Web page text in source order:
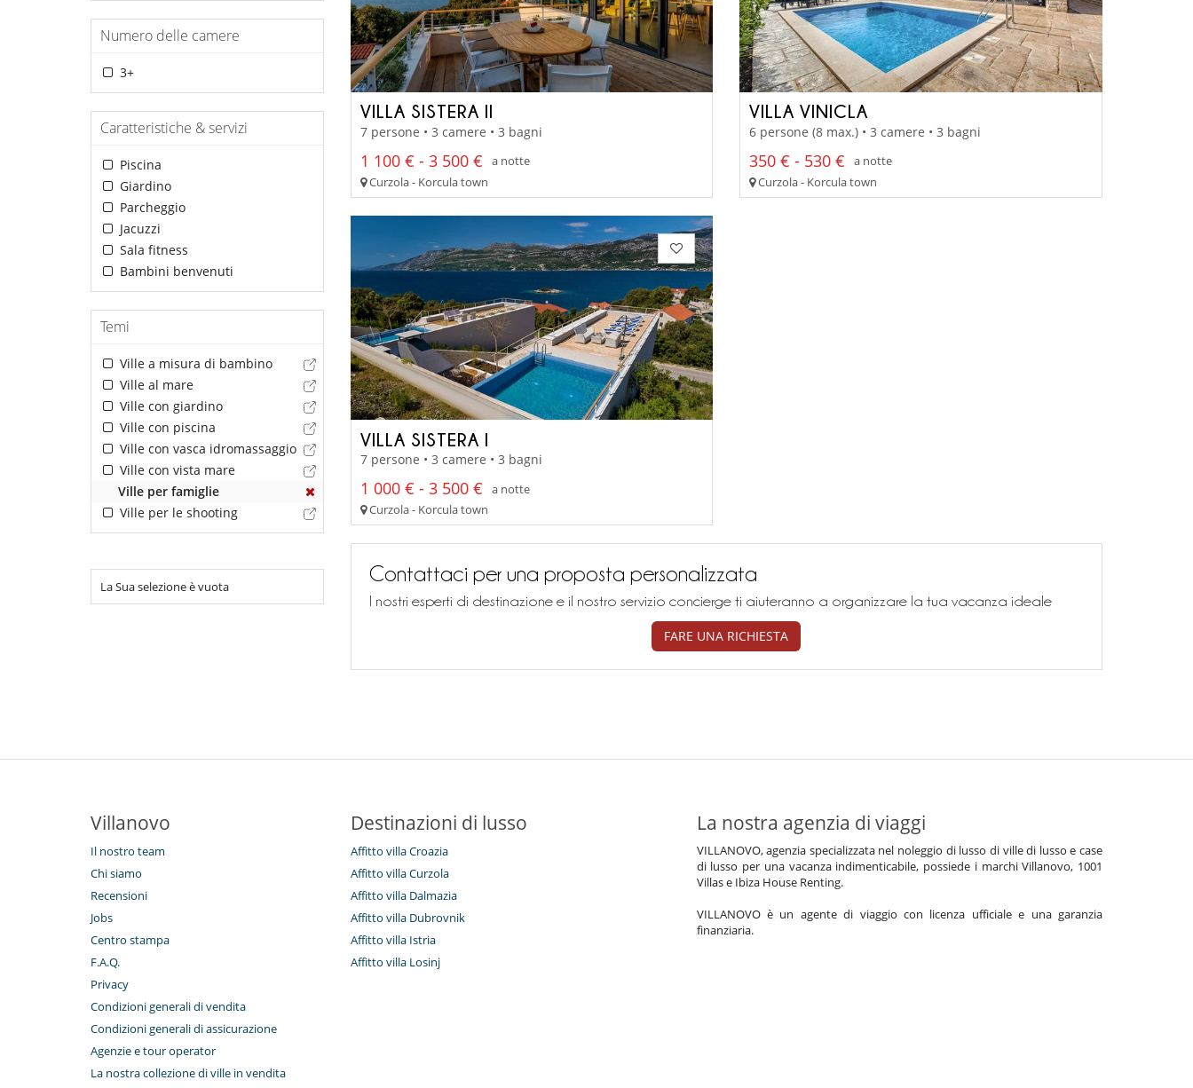
Numero delle camere
3+
Caratteristiche & servizi
Piscina
Giardino
Parcheggio
Jacuzzi
Sala fitness
Bambini benvenuti
Temi
Ville a misura di bambino
Ville al mare
Ville con giardino
Ville con piscina
Ville con vasca idromassaggio
Ville con vista mare
Ville per famiglie
Ville per le shooting
La Sua selezione è vuota
VILLA SISTERA II
7 persone • 3 camere • 3 bagni
1 100 € - 3 500 €
a notte
Curzola - Korcula town
VILLA VINICLA
6 persone (8 max.) • 3 camere • 3 bagni
350 € - 530 €
a notte
Curzola - Korcula town
VILLA SISTERA I
7 persone • 3 camere • 3 bagni
1 000 € - 3 500 €
a notte
Curzola - Korcula town
Contattaci per una proposta personalizzata
I nostri esperti di destinazione e il nostro servizio concierge ti aiuteranno a organizzare la tua vacanza ideale
FARE UNA RICHIESTA
Villanovo
Il nostro team
Chi siamo
Recensioni
Jobs
Centro stampa
F.A.Q.
Privacy
Condizioni generali di vendita
Condizioni generali di assicurazione
Agenzie e tour operator
La nostra collezione di ville in vendita
Destinazioni di lusso
Affitto villa Croazia
Affitto villa Curzola
Affitto villa Dalmazia
Affitto villa Dubrovnik
Affitto villa Istria
Affitto villa Losinj
La nostra agenzia di viaggi
VILLANOVO, agenzia specializzata nel noleggio di lusso di ville di lusso e case
di lusso per una vacanza indimenticabile, possiede i marchi Villanovo, 1001
Villas e Ibiza House Renting.
VILLANOVO è un agente di viaggio con licenza ufficiale e una garanzia
finanziaria.